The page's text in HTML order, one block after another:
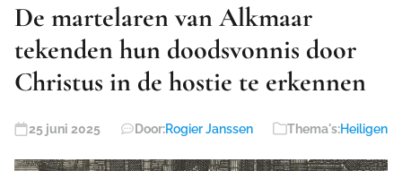
De martelaren van Alkmaar
tekenden hun doodsvonnis door
Christus in de hostie te erkennen
25 juni 2025 Door:Rogier Janssen Thema's:Heiligen